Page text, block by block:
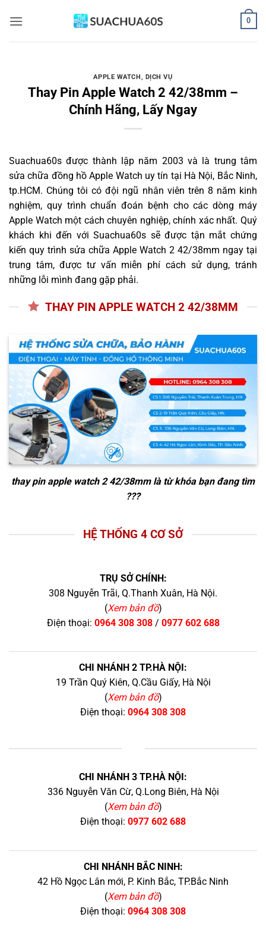
qua
0
APPLE WATCH, DỊCH VỤ
Thay Pin Apple Watch 2 42/38mm –
Chính Hãng, Lấy Ngay
Suachua60s được thành lập năm 2003 và là trung tâm
sửa chữa đồng hồ Apple Watch uy tín tại Hà Nội, Bắc Ninh,
tp.HCM. Chúng tôi có đội ngũ nhân viên trên 8 năm kinh
nghiệm, quy trình chuẩn đoán bệnh cho các dòng máy
Apple Watch một cách chuyên nghiệp, chính xác nhất. Quý
khách khi đến với Suachua60s sẽ được tận mắt chứng
kiến quy trình sửa chữa Apple Watch 2 42/38mm ngay tại
trung tâm, được tư vấn miễn phí cách sử dụng, tránh
những lỗi mình đang gặp phải.
THAY PIN APPLE WATCH 2 42/38MM
thay pin apple watch 2 42/38mmlà từ khóa bạn đang tìm
???
HỆ THỐNG 4 CƠ SỞ
TRỤ SỞ CHÍNH:
308 Nguyễn Trãi, Q.Thanh Xuân, Hà Nội.
(Xem bản đồ)
Điện thoại: 0964 308 308/ 0977 602 688
CHI NHÁNH 2 TP.HÀ NỘI:
19 Trần Quý Kiên, Q.Cầu Giấy, Hà Nội
(Xem bản đồ)
Điện thoại: 0964 308 308
CHI NHÁNH 3 TP.HÀ NỘI:
336 Nguyễn Văn Cừ, Q.Long Biên, Hà Nội
(Xem bản đồ)
Điện thoại: 0977 602 688
CHI NHÁNH BẮC NINH:
42 Hồ Ngọc Lân mới, P. Kinh Bắc, TP.Bắc Ninh
(Xem bản đồ)
Điện thoại: 0964 308 308